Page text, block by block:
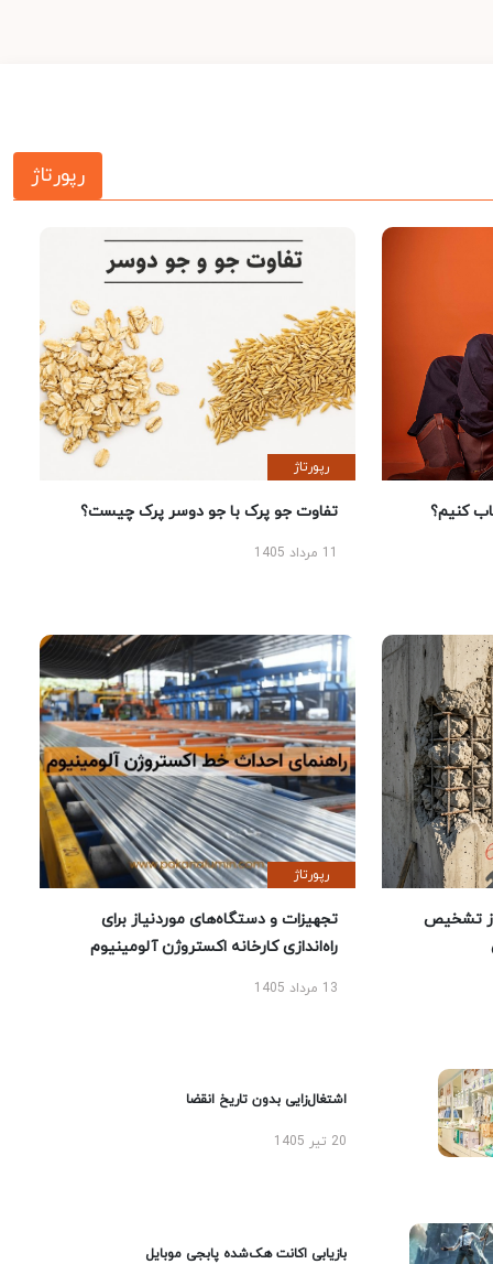
رپورتاژ
کنیم؟
رپورتاژ
تفاوت جو پرک با جو دوسر پرک چیست؟
تشخیص
رپورتاژ
تجهیزات و دستگاه‌های موردنیاز برای
راه‌اندازی کارخانه اکستروژن آلومینیوم
13 مرداد 1405
اشتغال‌زایی بدون تاریخ انقضا
20 تیر 1405
بازیابی اکانت هک‌شده پابجی موبایل